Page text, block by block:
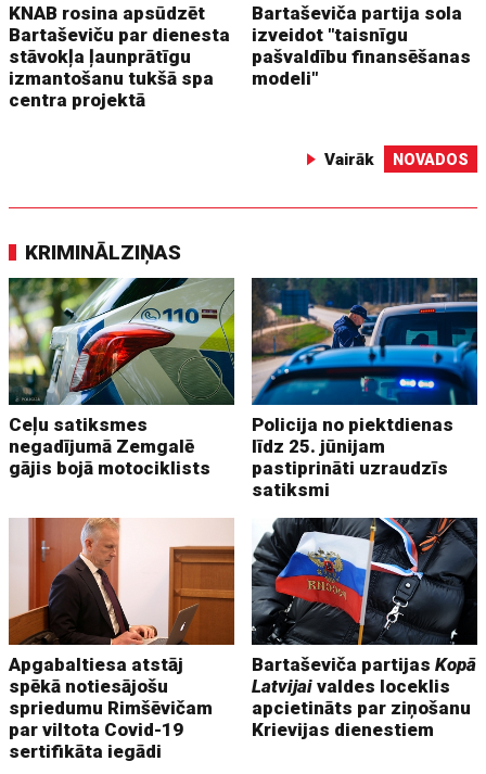
KNAB rosina apsūdzēt
Bartaševiču par dienesta
stāvokļa ļaunprātīgu
izmantošanu tukšā spa
centra projektā
Bartaševiča partija sola
izveidot "taisnīgu
pašvaldību finansēšanas
modeli"
Vairāk NOVADOS
KRIMINĀLZIŅAS
Ceļu satiksmes
negadījumā Zemgalē
gājis bojā motociklists
Policija no piektdienas
līdz 25. jūnijam
pastiprināti uzraudzīs
satiksmi
Apgabaltiesa atstāj
spēkā notiesājošu
spriedumu Rimšēvičam
par viltota Covid-19
sertifikāta iegādi
Bartaševiča partijasKopā
Latvijai valdes loceklis
apcietināts par ziņošanu
Krievijas dienestiem